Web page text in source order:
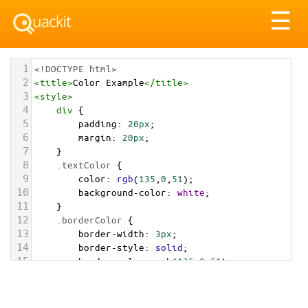
☰
1 <!DOCTYPE html>
2 <title>Color Example</title>
3 <style>
4 div {
5 padding: 20px;
6 margin: 20px;
7 }
8 .textColor {
9 color: rgb(135 0 51 );
10 background-color: white;
11 }
12 .borderColor {
13 border-width: 3px;
14 border-style: solid;
15 border-color: rgb(135,0,51);